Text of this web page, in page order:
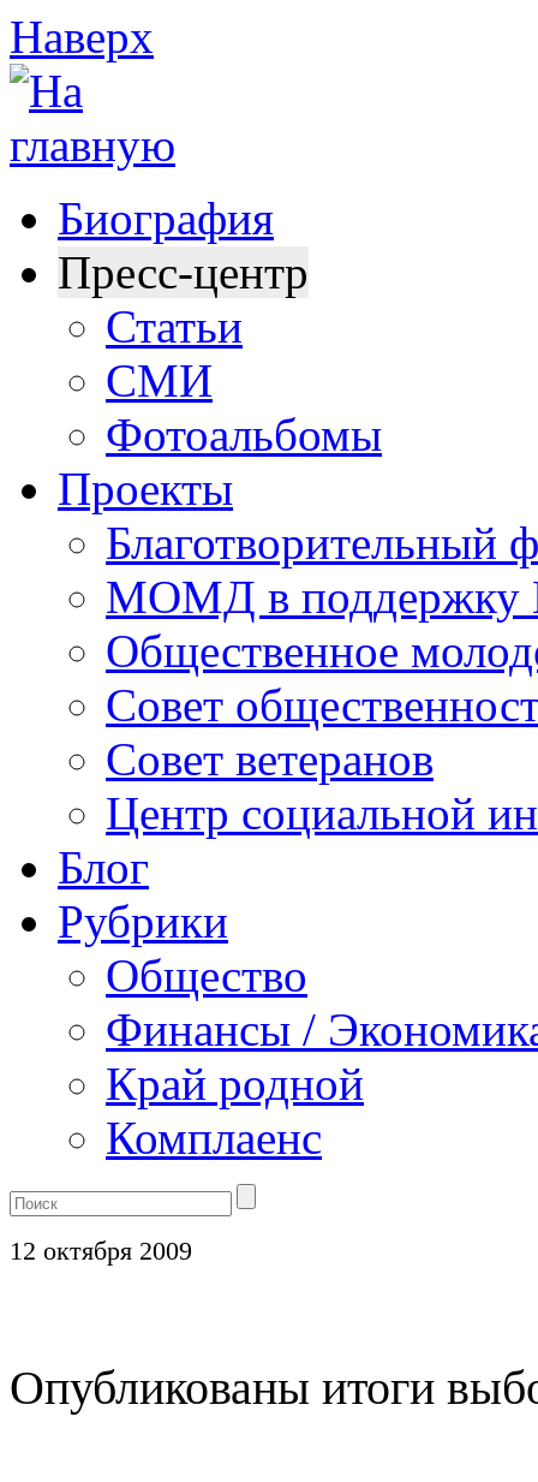
Наверх
Биография
Пресс-центр
Статьи
СМИ
Фотоальбомы
Проекты
Благотворительный
МОМД в поддержку
Общественное
Совет
Совет ветеранов
Центр социальной
Блог
Рубрики
Общество
Финансы /
Край родной
Комплаенс
12 октября 2009
Опубликованы итоги